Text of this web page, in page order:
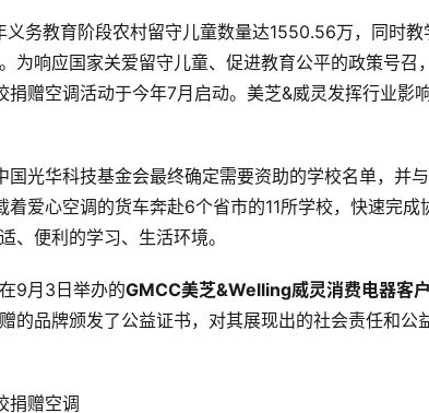
务教育阶段农村留守儿童数量达1550.56万，同时教
为响应国家关爱留守儿童、促进教育公平的政策号召
赠空调活动于今年7月启动。美芝&威灵发挥行业影
光华科技基金会最终确定需要资助的学校名单，并
爱心空调的货车奔赴6个省市的11所学校，快速完成
、便利的学习、生活环境。
9月3日举办的GMCC美芝&Welling威灵消费电器客
的品牌颁发了公益证书，对其展现出的社会责任和公